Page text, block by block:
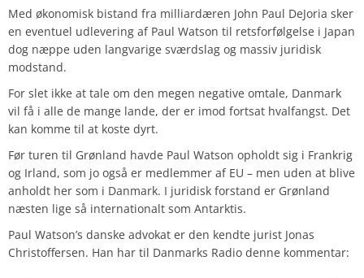
Med økonomisk bistand fra milliardæren John Paul DeJoria sker
en eventuel udlevering af Paul Watson til retsforfølgelse i Japan
dog næppe uden langvarige sværdslag og massiv juridisk
modstand.
For slet ikke at tale om den megen negative omtale, Danmark
vil få i alle de mange lande, der er imod fortsat hvalfangst. Det
kan komme til at koste dyrt.
Før turen til Grønland havde Paul Watson opholdt sig i Frankrig
og Irland, som jo også er medlemmer af EU – men uden at blive
anholdt her som i Danmark. I juridisk forstand er Grønland
næsten lige så internationalt som Antarktis.
Paul Watson’s danske advokat er den kendte jurist Jonas
Christoffersen. Han har til Danmarks Radio denne kommentar: